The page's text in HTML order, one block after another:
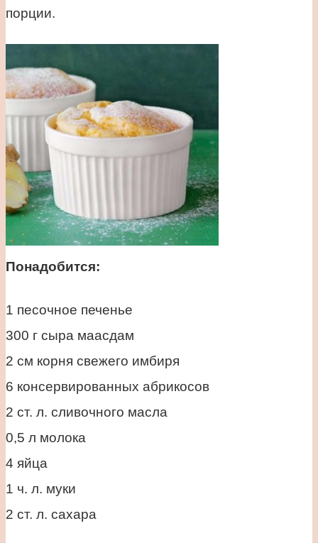
порции.
Понадобится:
1 песочное печенье
300 г сыра маасдам
2 см корня свежего имбиря
6 консервированных абрикосов
2 ст. л. сливочного масла
0,5 л молока
4 яйца
1 ч. л. муки
2 ст. л. сахара